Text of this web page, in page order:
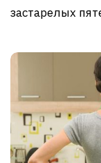
застарелых